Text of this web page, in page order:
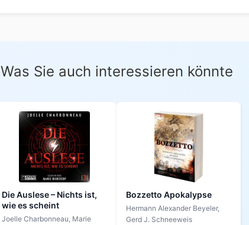
Was Sie auch interessieren könnte
Die Auslese – Nichts ist,
wie es scheint
Joelle Charbonneau, Marie
Bozzetto Apokalypse
Hermann Alexander Beyeler,
Gerd J. Schneeweis